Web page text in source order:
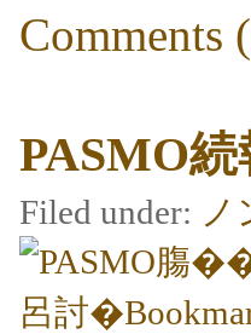
Comments
PASMO続
Filed under: ノ